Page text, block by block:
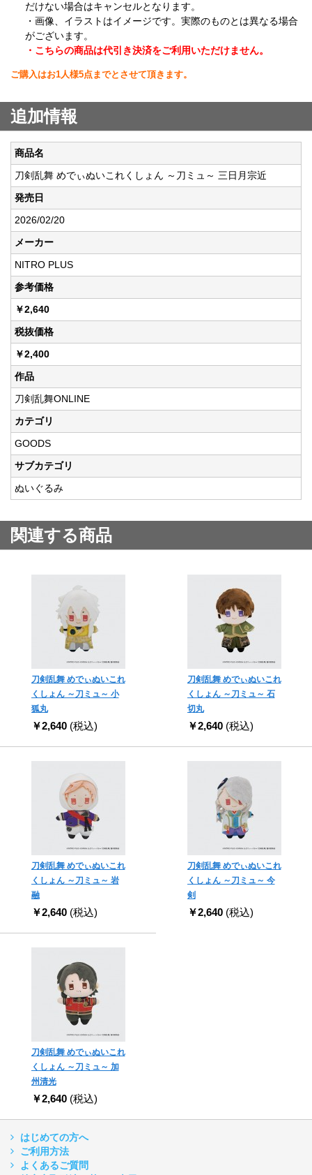
だけない場合はキャンセルとなります。
・画像、イラストはイメージです。実際のものとは異なる場合
がございます。
・こちらの商品は代引き決済をご利用いただけません。
ご購入はお1人様5点までとさせて頂きます。
追加情報
商品名
刀剣乱舞 めでぃぬいこれくしょん ～刀ミュ～ 三日月宗近
発売日
2026/02/20
メーカー
NITRO PLUS
参考価格
￥2,640
税抜価格
￥2,400
作品
刀剣乱舞ONLINE
カテゴリ
GOODS
サブカテゴリ
ぬいぐるみ
関連する商品
刀剣乱舞 めでぃぬいこれ
くしょん ～刀ミュ～ 小
狐丸
￥2,640 (税込)
刀剣乱舞 めでぃぬいこれ
くしょん ～刀ミュ～ 石
切丸
￥2,640 (税込)
刀剣乱舞 めでぃぬいこれ
くしょん ～刀ミュ～ 岩
融
￥2,640 (税込)
刀剣乱舞 めでぃぬいこれ
くしょん ～刀ミュ～ 今
剣
￥2,640 (税込)
刀剣乱舞 めでぃぬいこれ
くしょん ～刀ミュ～ 加
州清光
￥2,640 (税込)
はじめての方へ
ご利用方法
よくあるご質問